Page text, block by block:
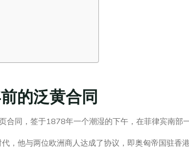
的泛黄合同
同，签于1878年一个潮湿的下午，在菲律宾南部
，他与两位欧洲商人达成了协议，即奥匈帝国驻香